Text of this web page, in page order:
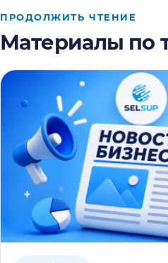
ПРОДОЛЖИТЬ ЧТЕНИЕ
Материалы по